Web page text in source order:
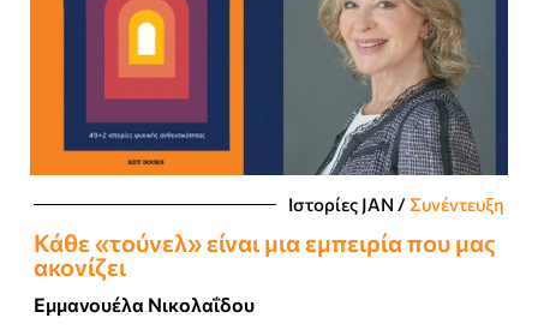
Ιστορίες JΑΝ /Συνέντευξη
Κάθε «τούνελ» είναι μια εμπειρία που μας
ακονίζει
Εμμανουέλα Νικολαΐδου